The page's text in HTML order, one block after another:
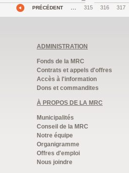
PRÉCÉDENT … 315 316 317
ADMINISTRATION
Fonds de la MRC
Contrats et appels d'offres
Accès à l'information
Dons et commandites
À PROPOS DE LA MRC
Municipalités
Conseil de la MRC
Notre équipe
Organigramme
Offres d'emploi
Nous joindre